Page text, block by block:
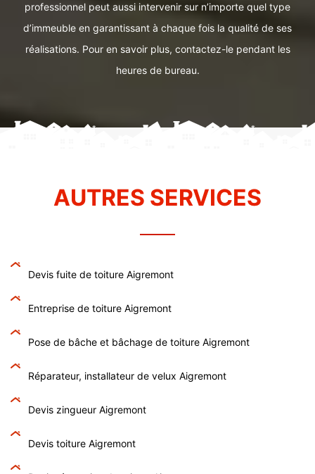
professionnel peut aussi intervenir sur n’importe quel type
d’immeuble en garantissant à chaque fois la qualité de ses
réalisations. Pour en savoir plus, contactez-le pendant les
heures de bureau.
AUTRES SERVICES
Devis fuite de toiture Aigremont
Entreprise de toiture Aigremont
Pose de bâche et bâchage de toiture Aigremont
Réparateur, installateur de velux Aigremont
Devis zingueur Aigremont
Devis toiture Aigremont